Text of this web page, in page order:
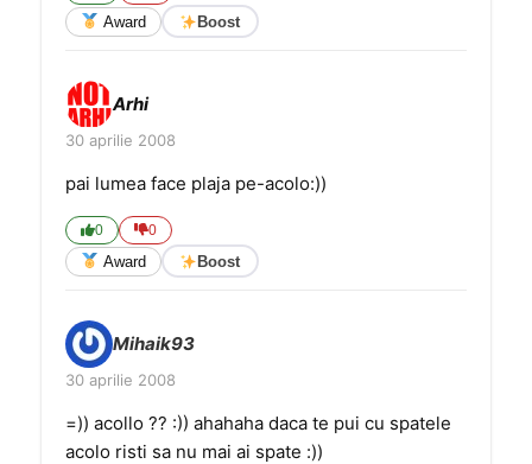
Award Boost
Arhi
30 aprilie 2008
pai lumea face plaja pe-acolo:))
0 0
Award Boost
Mihaik93
30 aprilie 2008
=)) acollo ?? :)) ahahaha daca te pui cu spatele
acolo risti sa nu mai ai spate :))